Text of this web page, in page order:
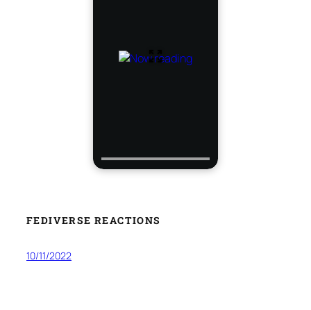
FEDIVERSE REACTIONS
10/11/2022